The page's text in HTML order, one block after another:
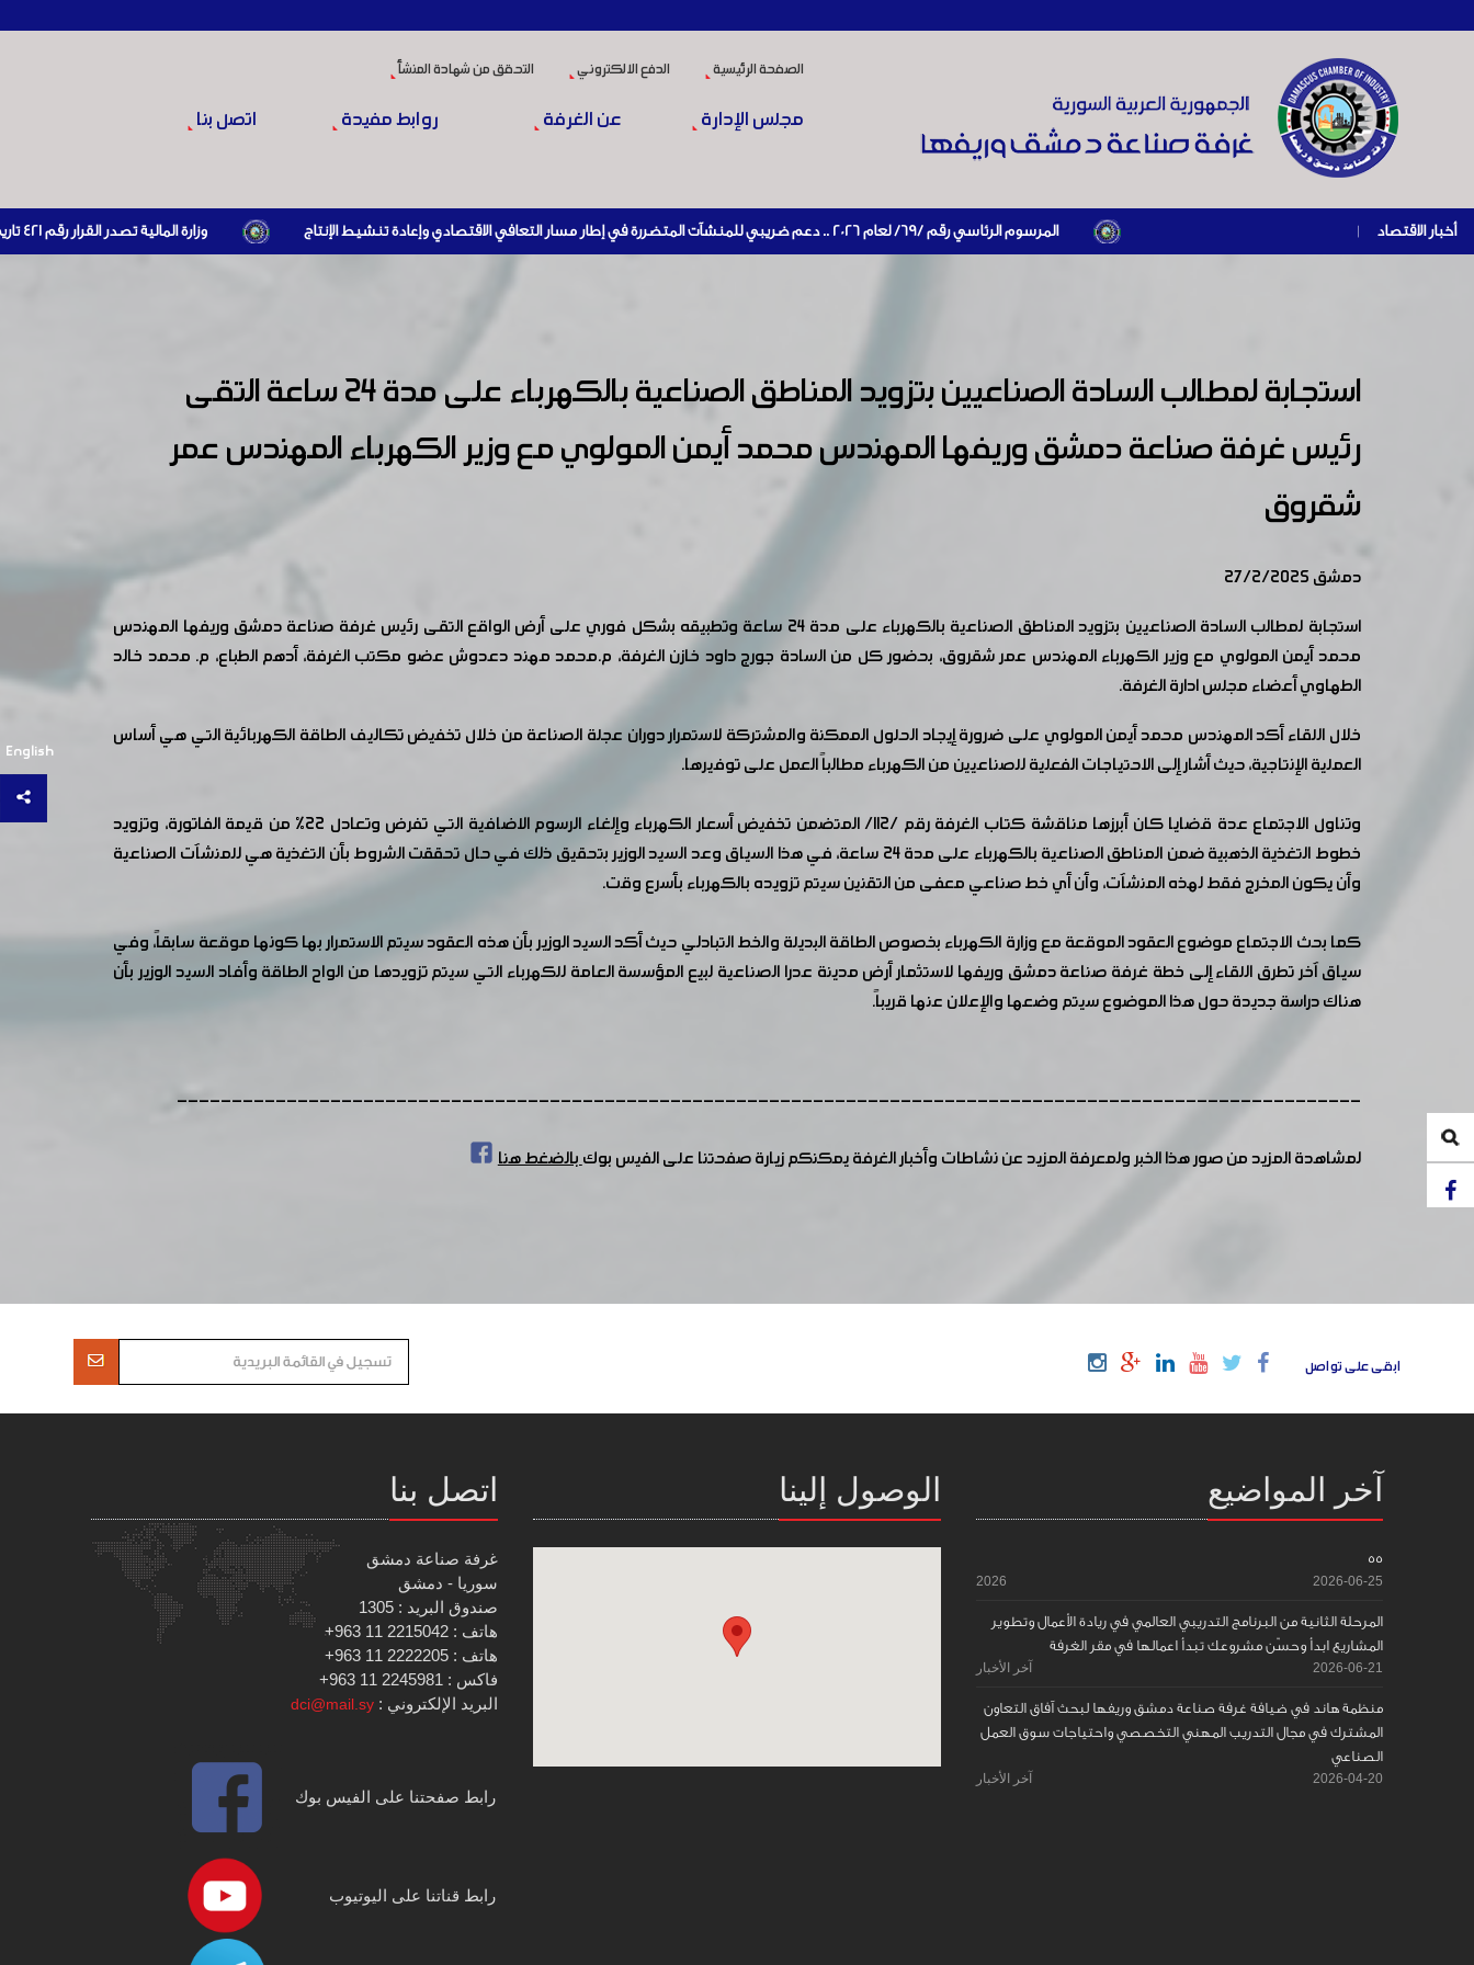
الصفحة الرئيسية الدفع الالكتروني التحقق من شهادة المنشأ
مجلس الإدارة عن الغرفة روابط مفيدة اتصل بنا
أخبار الاقتصاد | المرسوم الرئاسي رقم /69/ لعام 2026 .. دعم ضريبي للمنشآت المتضررة في إطار مسار التعافي الاقتصادي وإعادة تنشيط الإنتاج وزارة المالية تصدر القرار رقم 421 تاريخ 24/3/2026 المتضمن الزام المستوردين بإبراز براءة ذمة مالية سارية صادرة عن الهيئة العامة للضرائب والرسوم أو مديرياتها عند القيام بعمليات الاستيراد
English
استجابة لمطالب السادة الصناعيين بتزويد المناطق الصناعية بالكهرباء على مدة 24 ساعة التقى
رئيس غرفة صناعة دمشق وريفها المهندس محمد أيمن المولوي مع وزير الكهرباء المهندس عمر
شقروق
دمشق 27/2/2025
استجابة لمطالب السادة الصناعيين بتزويد المناطق الصناعية بالكهرباء على مدة 24 ساعة وتطبيقه بشكل فوري على أرض الواقع التقى رئيس غرفة صناعة دمشق وريفها المهندس
محمد أيمن المولوي مع وزير الكهرباء المهندس عمر شقروق، بحضور كل من السادة جورج داود خازن الغرفة، م.محمد مهند دعدوش عضو مكتب الغرفة، أدهم الطباع، م. محمد خالد
الطهاوي أعضاء مجلس ادارة الغرفة.
خلال اللقاء أكد المهندس محمد أيمن المولوي على ضرورة إيجاد الحلول الممكنة والمشتركة لاستمرار دوران عجلة الصناعة من خلال تخفيض تكاليف الطاقة الكهربائية التي هي أساس
العملية الإنتاجية، حيث أشار إلى الاحتياجات الفعلية للصناعيين من الكهرباء مطالباً العمل على توفيرها.
وتناول الاجتماع عدة قضايا كان أبرزها مناقشة كتاب الغرفة رقم /112/ المتضمن تخفيض أسعار الكهرباء وإلغاء الرسوم الاضافية التي تفرض وتعادل 22% من قيمة الفاتورة، وتزويد
خطوط التغذية الذهبية ضمن المناطق الصناعية بالكهرباء على مدة 24 ساعة، في هذا السياق وعد السيد الوزير بتحقيق ذلك في حال تحققت الشروط بأن التغذية هي للمنشآت الصناعية
وأن يكون المخرج فقط لهذه المنشآت، وأن أي خط صناعي معفى من التقنين سيتم تزويده بالكهرباء بأسرع وقت.
كما بحث الاجتماع موضوع العقود الموقعة مع وزارة الكهرباء بخصوص الطاقة البديلة والخط التبادلي حيث أكد السيد الوزير بأن هذه العقود سيتم الاستمرار بها كونها موقعة سابقاً، وفي
سياق آخر تطرق اللقاء إلى خطة غرفة صناعة دمشق وريفها لاستثمار أرض مدينة عدرا الصناعية لبيع المؤسسة العامة للكهرباء التي سيتم تزويدها من الواح الطاقة وأفاد السيد الوزير بأن
هناك دراسة جديدة حول هذا الموضوع سيتم وضعها والإعلان عنها قريباً.
------------------------------------------------------------------------------------------------------------
لمشاهدة المزيد من صور هذا الخبر ولمعرفة المزيد عن نشاطات وأخبار الغرفة يمكنكم زيارة صفحتنا على الفيس بوكبالضغط هنا
ابقى على تواصل
آخر المواضيع
55
2026-06-25
2026
المرحلة الثانية من البرنامج التدريبي العالمي في ريادة الأعمال وتطوير
المشاريع ابدأ وحسّن مشروعك تبدأ اعمالها في مقر الغرفة
2026-06-21 آخر الأخبار
منظمة هاند في ضيافة غرفة صناعة دمشق وريفها لبحث آفاق التعاون
المشترك في مجال التدريب المهني التخصصي واحتياجات سوق العمل
الصناعي
2026-04-20 آخر الأخبار
الوصول إلينا اتصل بنا
غرفة صناعة دمشق
سوريا - دمشق
صندوق البريد : 1305
هاتف : 2215042 11 963+
هاتف : 2222205 11 963+
فاكس : 2245981 11 963+
البريد الإلكتروني : dci@mail.sy
رابط صفحتنا على الفيس بوك
رابط قناتنا على اليوتيوب